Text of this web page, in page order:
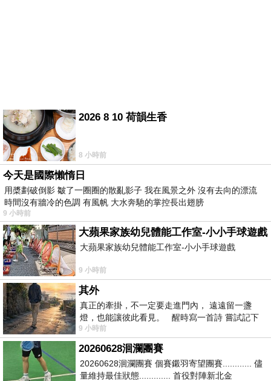
2026 8 10 荷韻生香
8 小時前
今天是國際懶惰日
用槳劃破倒影 皺了一圈圈的散亂影子 我在風景之外 沒有去向的漂流
時間沒有牆冷的色調 有風帆 大水奔馳的掌控長出翅膀
9 小時前
大蘋果家族幼兒體能工作室-小小手球遊戲
大蘋果家族幼兒體能工作室-小小手球遊戲
9 小時前
其外
真正的牽掛，不一定要走進門內， 遠遠留一盞
燈，也能讓彼此看見。 醒時寫一首詩 嘗試記下
寂寞 卻只能記下它的附屬物 原
9 小時前
20260628洄瀾團賽
20260628洄瀾團賽 個賽鎩羽寄望團賽............ 儘
量維持最佳狀態............. 首役對陣新北金